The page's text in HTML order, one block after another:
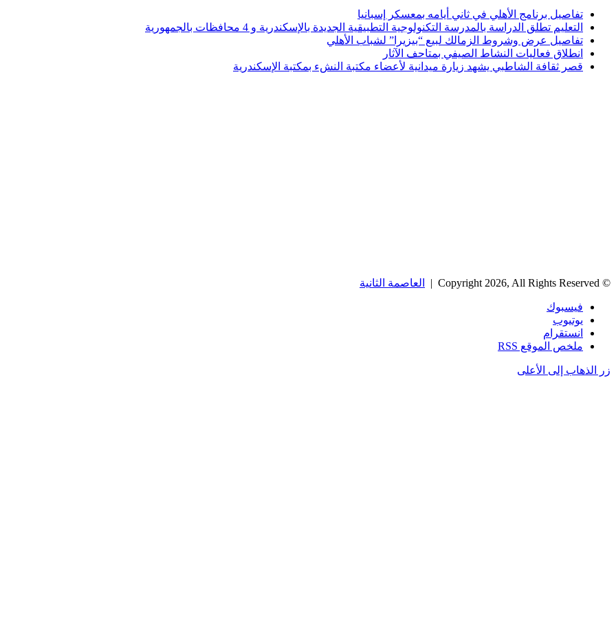
تفاصيل برنامج الأهلي في ثاني أيامه بمعسكر إسبانيا
التعليم تطلق الدراسة بالمدرسة التكنولوجية التطبيقية الجديدة بالإسكندرية و 4 محافظات بالجمهورية
تفاصيل عرض وشروط الزمالك لبيع “بيزيرا” لشباب الأهلي
انطلاق فعاليات النشاط الصيفي بمتاحف الآثار
قصر ثقافة الشاطبي يشهد زيارة ميدانية لأعضاء مكتبة النشء بمكتبة الإسكندرية
© Copyright 2026, All Rights Reserved | العاصمة الثانية
فيسبوك
يوتيوب
انستقرام
ملخص الموقع RSS
زر الذهاب إلى الأعلى